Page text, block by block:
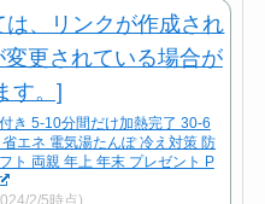
き 5-10分間だけ加熱完了 30-6
エネ 電気湯たんぽ 冷え対策 防
ト 両親 年上 年末 プレゼント P
2/5時点)